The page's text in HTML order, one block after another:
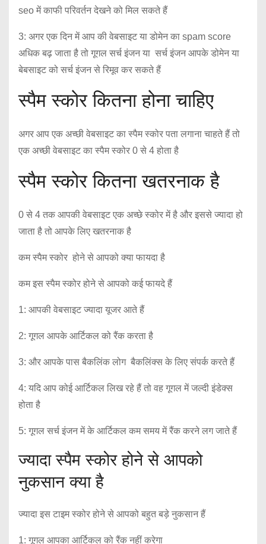
seo में काफी परिवर्तन देखने को मिल सकते हैं
3: अगर एक दिन में आप की वेबसाइट या डोमेन का spam score
अधिक बढ़ जाता है तो गूगल सर्च इंजन या सर्च इंजन आपके डोमेन या
बेबसाइट को सर्च इंजन से रिमूव कर सकते हैं
स्पैम स्कोर कितना होना चाहिए
अगर आप एक अच्छी वेबसाइट का स्पैम स्कोर पता लगाना चाहते हैं तो
एक अच्छी वेबसाइट का स्पैम स्कोर 0 से 4 होता है
स्पैम स्कोर कितना खतरनाक है
0 से 4 तक आपकी वेबसाइट एक अच्छे स्कोर में है और इससे ज्यादा हो
जाता है तो आपके लिए खतरनाक है
कम स्पैम स्कोर होने से आपको क्या फायदा है
कम इस स्पैम स्कोर होने से आपको कई फायदे हैं
1: आपकी वेबसाइट ज्यादा यूजर आते हैं
2: गूगल आपके आर्टिकल को रैंक करता है
3: और आपके पास बैकलिंक लोग बैकलिंक्स के लिए संपर्क करते हैं
4: यदि आप कोई आर्टिकल लिख रहे हैं तो वह गूगल में जल्दी इंडेक्स
होता है
5: गूगल सर्च इंजन में के आर्टिकल कम समय में रैंक करने लग जाते हैं
ज्यादा स्पैम स्कोर होने से आपको
नुकसान क्या है
ज्यादा इस टाइम स्कोर होने से आपको बहुत बड़े नुकसान हैं
1: गूगल आपका आर्टिकल को रैंक नहीं करेगा